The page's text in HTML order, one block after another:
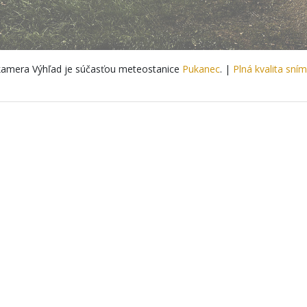
Výhľad je súčasťou meteostanice Pukanec. | Plná kvalita